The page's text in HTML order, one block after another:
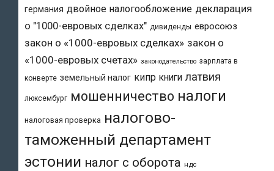
германия двойное налогообложение декларация
о "1000-евровых сделках" дивиденды евросоюз
закон о «1000-евровых сделках» закон о
«1000-евровых счетах» законодательство зарплата в
конверте земельный налог кипр книги латвия
люксембург мошенничество налоги
налоговая проверка налогово-
таможенный департамент
эстонии налог с оборота ндс